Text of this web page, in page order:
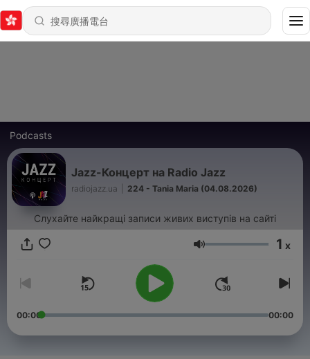
Podcasts
Jazz-Концерт на Radio Jazz
radiojazz.ua 224 - Tania Maria (04.08.2026)
Слухайте найкращі записи живих виступів на сайті
音量 1 x
00:00 00:00